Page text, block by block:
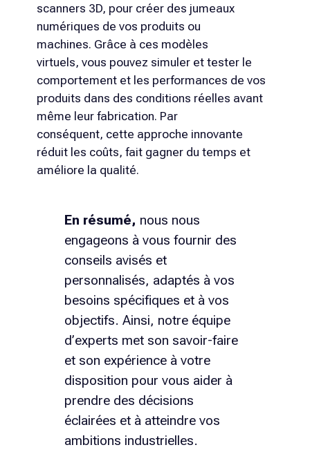
scanners 3D, pour créer des jumeaux
numériques de vos produits ou
machines. Grâce à ces modèles
virtuels, vous pouvez simuler et tester le
comportement et les performances de vos
produits dans des conditions réelles avant
même leur fabrication. Par
conséquent, cette approche innovante
réduit les coûts, fait gagner du temps et
améliore la qualité.
En résumé, nous nous
engageons à vous fournir des
conseils avisés et
personnalisés, adaptés à vos
besoins spécifiques et à vos
objectifs. Ainsi, notre équipe
d’experts met son savoir-faire
et son expérience à votre
disposition pour vous aider à
prendre des décisions
éclairées et à atteindre vos
ambitions industrielles.